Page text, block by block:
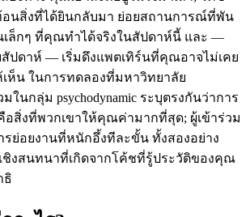
นสิ่งที่ได้ยินกลับมา ย่อยสถานการณ์ที่พัน
เล็กๆ ที่คุณทำได้จริงในสัปดาห์นี้ และ —
ปดาห์ — เริ่มดึงแพตเทิร์นที่คุณอาจไม่เคย
เห็น ในการทดลองที่มหาวิทยาลัย
ในกลุ่ม psychodynamic ระบุตรงกันว่าการ
สิ่งที่พวกเขาให้คุณค่ามากที่สุด; ผู้เข้าร่วม
รย่อยงานที่หนักอึ้งทีละขั้น ทั้งสองอย่าง
ชิงสนทนาที่เกิดจากโค้ชที่รู้ประวัติของคุณ
ธิ